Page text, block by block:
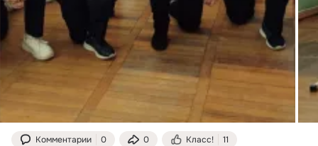
Комментарии 0 0 Класс! 11